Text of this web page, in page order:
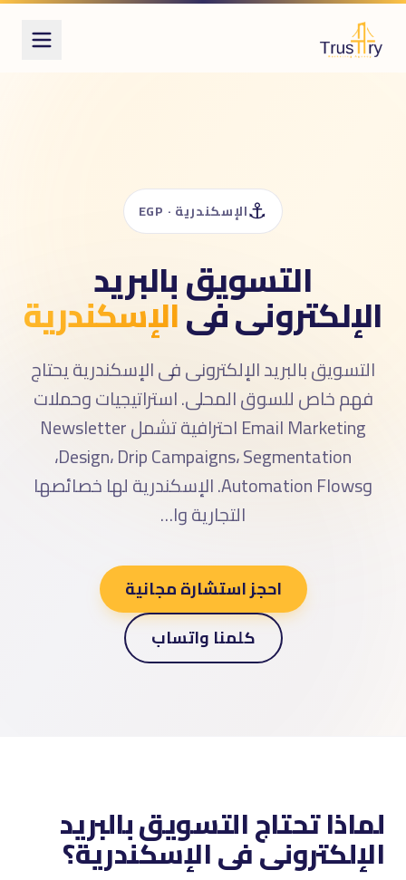
⚓الإسكندرية · EGP
التسويق بالبريد
الإلكترونى فىالإسكندرية
التسويق بالبريد الإلكترونى فى الإسكندرية يحتاج
فهم خاص للسوق المحلى. استراتيجيات وحملات
Email Marketing احترافية تشمل Newsletter
Design، Drip Campaigns، Segmentation،
وAutomation Flows. الإسكندرية لها خصائصها
التجارية وا…
احجز استشارة مجانية
كلمنا واتساب
لماذا تحتاج التسويق بالبريد
الإلكترونى فى الإسكندرية؟